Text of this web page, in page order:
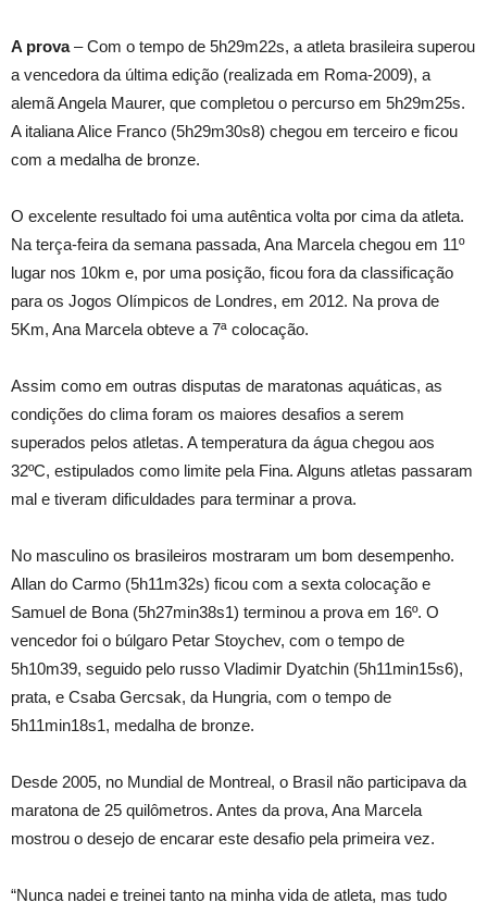
A prova– Com o tempo de 5h29m22s, a atleta brasileira superou
a vencedora da última edição (realizada em Roma-2009), a
alemã Angela Maurer, que completou o percurso em 5h29m25s.
A italiana Alice Franco (5h29m30s8) chegou em terceiro e ficou
com a medalha de bronze.
O excelente resultado foi uma autêntica volta por cima da atleta.
Na terça-feira da semana passada, Ana Marcela chegou em 11º
lugar nos 10km e, por uma posição, ficou fora da classificação
para os Jogos Olímpicos de Londres, em 2012. Na prova de
5Km, Ana Marcela obteve a 7ª colocação.
Assim como em outras disputas de maratonas aquáticas, as
condições do clima foram os maiores desafios a serem
superados pelos atletas. A temperatura da água chegou aos
32ºC, estipulados como limite pela Fina. Alguns atletas passaram
mal e tiveram dificuldades para terminar a prova.
No masculino os brasileiros mostraram um bom desempenho.
Allan do Carmo (5h11m32s) ficou com a sexta colocação e
Samuel de Bona (5h27min38s1) terminou a prova em 16º. O
vencedor foi o búlgaro Petar Stoychev, com o tempo de
5h10m39, seguido pelo russo Vladimir Dyatchin (5h11min15s6),
prata, e Csaba Gercsak, da Hungria, com o tempo de
5h11min18s1, medalha de bronze.
Desde 2005, no Mundial de Montreal, o Brasil não participava da
maratona de 25 quilômetros. Antes da prova, Ana Marcela
mostrou o desejo de encarar este desafio pela primeira vez.
“Nunca nadei e treinei tanto na minha vida de atleta, mas tudo